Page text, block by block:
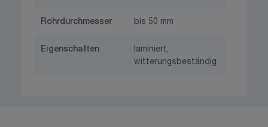
Rohrdurchmesser bis 50 mm
Eigenschaften
laminiert,
witterungsbeständig